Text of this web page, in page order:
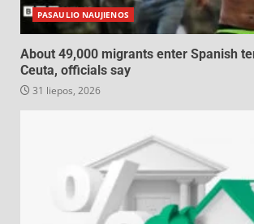
PASAULIO NAUJIENOS
About 49,000 migrants enter Spanish
Ceuta, officials say
31 liepos, 2026